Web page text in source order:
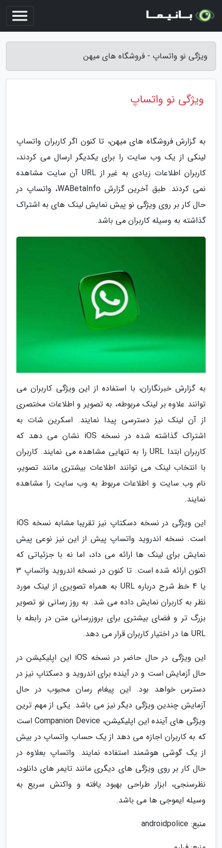
ویژگی نو واتساپ - فروشگاه های میهن
ویژگی نو واتساپ
به گزارش فروشگاه های میهن، تا کنون اگر کاربران واتساپ
لینکی از یک وب سایت را برای یکدیگر ارسال می کردند،
کاربران اطلاعات زیادی به غیر از URL آن سایت مشاهده
نمی کردند. طبق آخرین گزارش WABetaInfo، واتساپ در
حال کار بر روی ویژگی نو پیش نمایش لینک های به اشتراک
گذاشته به وسیله کاربران می باشد.
به گزارش خبرنگاران، با استفاده از این ویژگی کاربران می
توانند علاوه بر لینک مربوطه، به تصویر و اطلاعات مختصری
از آن لینک نیز دسترسی پیدا نمایند. اسکرین شات به
اشتراک گذاشته شده در نسخه iOS نشان می دهد که
کاربران ابتدا URL را به تنهایی مشاهده می نمایند. کاربران
با انتخاب لینک می توانند اطلاعات بیشتری مانند تصویر،
نام وب سایت و اطلاعات مربوط به وب سایت را مشاهده
نمایند.
این ویژگی در نسخه دسکتاپ نیز تقریبا مشابه نسخه iOS
است. نسخه اندروید واتساپ پیش از این نیز نوعی پیش
نمایش برای لینک ها ارائه می داد، اما نه با جزئیاتی که
اکنون ارائه شده است. تا کنون در نسخه اندروید واتساپ 3
یا 4 خط شرح درباره URL به همراه تصویری از لینک مورد
نظر به کاربران نمایش داده می شد. به روز رسانی نو تصویر
بزرگ تر و فضای بیشتری برای بروزرسانی متن در رابطه با
URL ها در اختیار کاربران قرار می دهد.
این ویژگی در حال حاضر در نسخه iOS این اپلیکیشن در
حال آزمایش است و در آینده برای اندروید و دسکتاپ نیز در
دسترس خواهد بود. این پیغام رسان محبوب در حال
آزمایش چندین ویژگی دیگر نیز می باشد. یکی از مهم ترین
ویژگی های آینده این اپلیکیشن، Companion Device است
که به کاربران اجازه می دهد از یک حساب واتساپ در بیش
از یک گوشی هوشمند استفاده نمایند. واتساپ بعلاوه در
حال کار بر روی ویژگی های دیگری مانند تایمر های دانلود،
نظرسنجی، ابزار طراحی بهبود یافته و واکنش سریع به
وسیله ایموجی ها می باشد.
منبع: androidpolice